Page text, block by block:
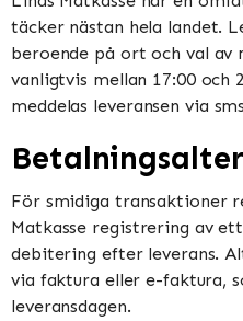
täcker nästan hela landet.
beroende på ort och val av
vanligtvis mellan 17:00 och
meddelas leveransen via
För smidiga transaktioner
Matkasse registrering av
debitering efter leverans.
via faktura eller e-faktura,
leveransdagen.